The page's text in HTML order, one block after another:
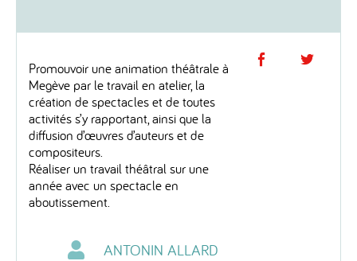
Promouvoir une animation théâtrale à
Megève par le travail en atelier, la
création de spectacles et de toutes
activités s’y rapportant, ainsi que la
diffusion d’œuvres d’auteurs et de
compositeurs.
Réaliser un travail théâtral sur une
année avec un spectacle en
aboutissement.
ANTONIN ALLARD